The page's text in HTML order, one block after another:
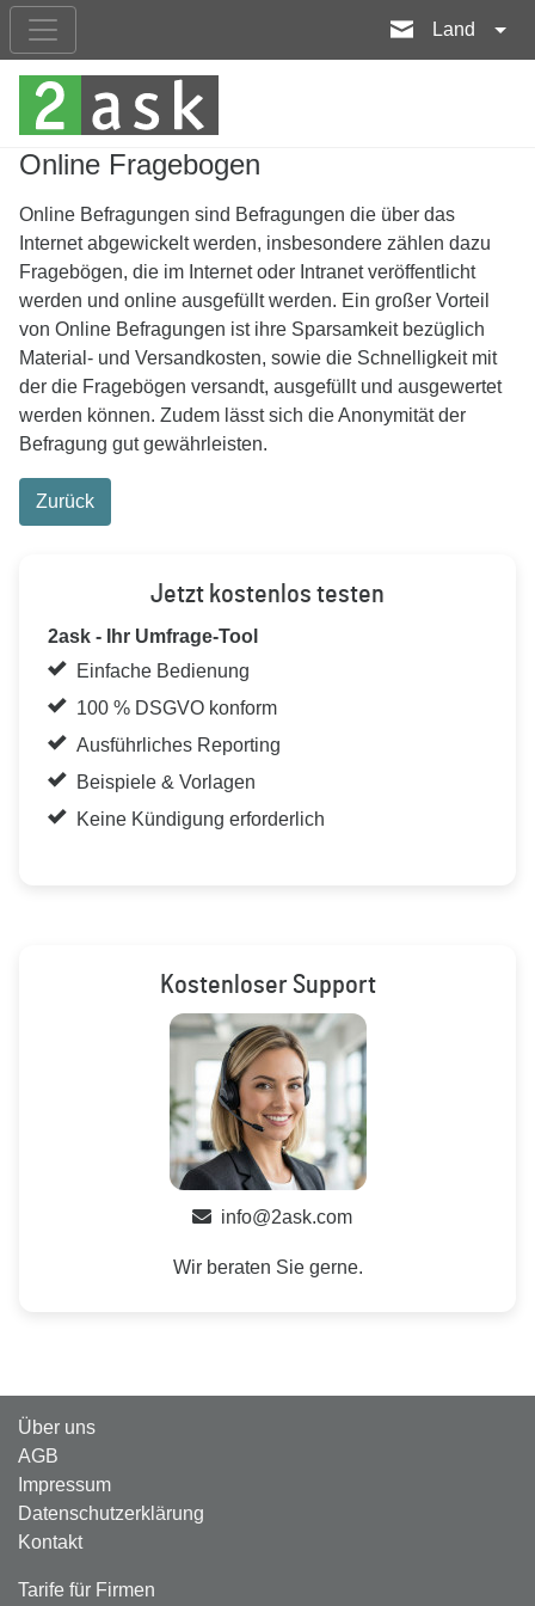
Land
Online Fragebogen
Online Befragungen sind Befragungen die über das
Internet abgewickelt werden, insbesondere zählen dazu
Fragebögen, die im Internet oder Intranet veröffentlicht
werden und online ausgefüllt werden. Ein großer Vorteil
von Online Befragungen ist ihre Sparsamkeit bezüglich
Material- und Versandkosten, sowie die Schnelligkeit mit
der die Fragebögen versandt, ausgefüllt und ausgewertet
werden können. Zudem lässt sich die Anonymität der
Befragung gut gewährleisten.
Zurück
Jetzt kostenlos testen
2ask - Ihr Umfrage-Tool
Einfache Bedienung
100 % DSGVO konform
Ausführliches Reporting
Beispiele & Vorlagen
Keine Kündigung erforderlich
Kostenloser Support
info@2ask.com
Wir beraten Sie gerne.
Über uns
AGB
Impressum
Datenschutzerklärung
Kontakt
Tarife für Firmen